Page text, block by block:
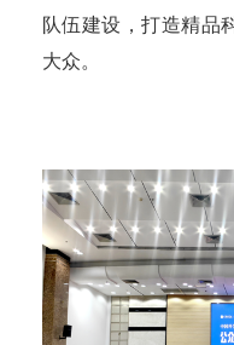
队伍建设，打造精品
大众。